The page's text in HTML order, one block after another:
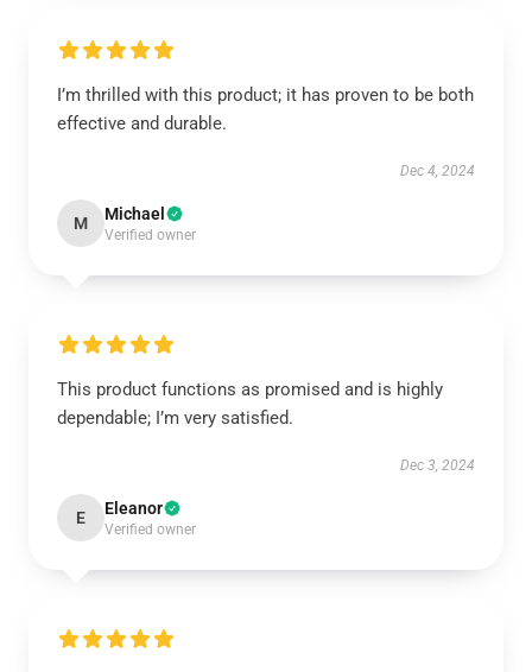
I’m thrilled with this product; it has proven to be both
effective and durable.
Dec 4, 2024
M Michael
Verified owner
This product functions as promised and is highly
dependable; I’m very satisfied.
Dec 3, 2024
E Eleanor
Verified owner